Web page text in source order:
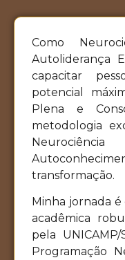
Como
Autoliderança
capacitar
potencial
Plena e
metodologia
transformação.
Minha jornada
acadêmica
pela
Programação